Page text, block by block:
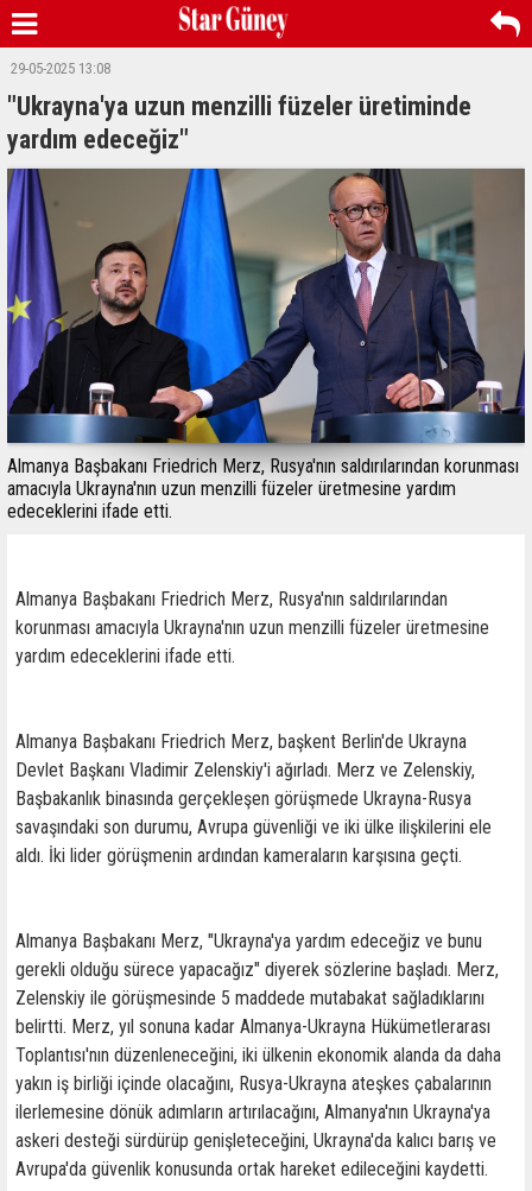
29-05-2025 13:08
"Ukrayna'ya uzun menzilli füzeler üretiminde
yardım edeceğiz"
Almanya Başbakanı Friedrich Merz, Rusya'nın saldırılarından korunması
amacıyla Ukrayna'nın uzun menzilli füzeler üretmesine yardım
edeceklerini ifade etti.
Almanya Başbakanı Friedrich Merz, Rusya'nın saldırılarından
korunması amacıyla Ukrayna'nın uzun menzilli füzeler üretmesine
yardım edeceklerini ifade etti.
Almanya Başbakanı Friedrich Merz, başkent Berlin'de Ukrayna
Devlet Başkanı Vladimir Zelenskiy'i ağırladı. Merz ve Zelenskiy,
Başbakanlık binasında gerçekleşen görüşmede Ukrayna-Rusya
savaşındaki son durumu, Avrupa güvenliği ve iki ülke ilişkilerini ele
aldı. İki lider görüşmenin ardından kameraların karşısına geçti.
Almanya Başbakanı Merz, "Ukrayna'ya yardım edeceğiz ve bunu
gerekli olduğu sürece yapacağız" diyerek sözlerine başladı. Merz,
Zelenskiy ile görüşmesinde 5 maddede mutabakat sağladıklarını
belirtti. Merz, yıl sonuna kadar Almanya-Ukrayna Hükümetlerarası
Toplantısı'nın düzenleneceğini, iki ülkenin ekonomik alanda da daha
yakın iş birliği içinde olacağını, Rusya-Ukrayna ateşkes çabalarının
ilerlemesine dönük adımların artırılacağını, Almanya'nın Ukrayna'ya
askeri desteği sürdürüp genişleteceğini, Ukrayna'da kalıcı barış ve
Avrupa'da güvenlik konusunda ortak hareket edileceğini kaydetti.